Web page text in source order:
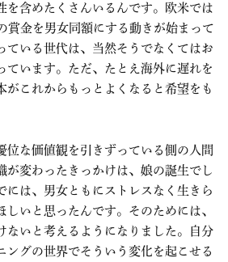
を含めたくさんいるんです。欧米では
賞金を男女同額にする動きが始まって
ている世代は、当然そうでなくてはお
ています。ただ、たとえ海外に遅れを
がこれからもっとよくなると希望をも
位な価値観を引きずっている側の人間
が変わったきっかけは、娘の誕生でし
には、男女ともにストレスなく生きら
しいと思ったんです。そのためには、
ないと考えるようになりました。自分
ングの世界でそういう変化を起こせる